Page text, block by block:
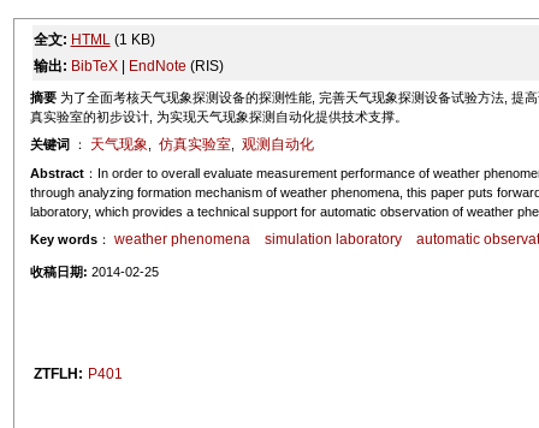
全文: HTML(1 KB)
输出: BibTeX| EndNote (RIS)
摘要为了全面考核天气现象探测设备的探测性能, 完善天气现象探测设备试验方法, 提
真实验室的初步设计, 为实现天气现象探测自动化提供技术支撑。
关键词
： 天气现象 仿真实验室, 观测自动化
Abstract：In order to overall evaluate measurement performance of weather
through analyzing formation mechanism of weather phenomena, this paper puts
laboratory, which provides a technical support for automatic observation of weather
Key words： weather phenomena simulation laboratory automatic
收稿日期: 2014-02-25
ZTFLH: P401